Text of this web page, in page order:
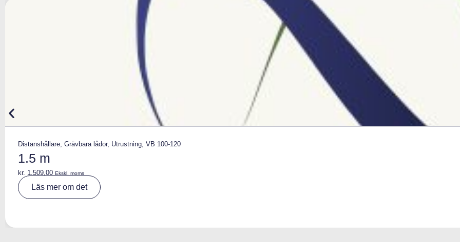
Distanshållare, Grävbara lådor, Utrustning, VB 100-120
1.5 m
kr. 1.509,00 Ekskl. moms
Läs mer om det
ti